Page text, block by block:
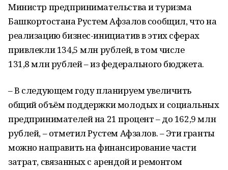
Министр предпринимательства и туризма
Башкортостана Рустем Афзалов сообщил, что на
реализацию бизнес-инициатив в этих сферах
привлекли 134,5 млн рублей, в том числе
131,8 млн рублей – из федерального бюджета.
– В следующем году планируем увеличить
общий объём поддержки молодых и социальных
предпринимателей на 21 процент – до 162,9 млн
рублей, – отметил Рустем Афзалов. – Эти гранты
можно направить на финансирование части
затрат, связанных с арендой и ремонтом